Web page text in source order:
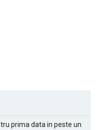
prima data in peste un